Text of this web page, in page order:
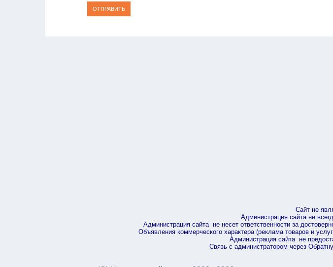
ОТПРАВИТЬ
Сайт не
Администрация сайта не
Администрация сайта не несет ответственности за
Объявления коммерческого характера (реклама товаров и
Администрация сайта не
Связь с администратором через